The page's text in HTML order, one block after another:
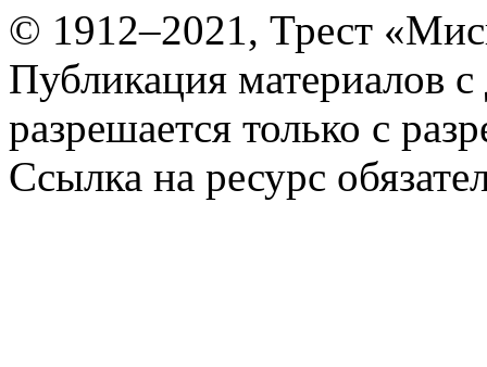
© 1912–2021, Трест
Публикация материалов
разрешается только с
Ссылка на ресурс